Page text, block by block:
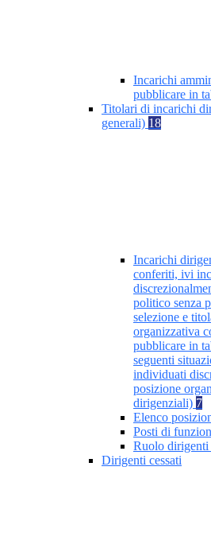
Incarichi
pubblicare in
Titolari di incarichi
generali) 18
Incarichi
conferiti, ivi
politico senza
selezione e
organizzativa
pubblicare in
seguenti
individuati
posizione
dirigenziali) 7
Elenco
Posti di
Ruolo dirigenti
Dirigenti cessati